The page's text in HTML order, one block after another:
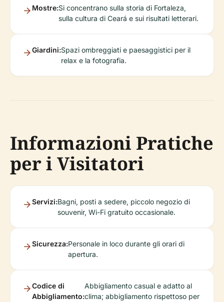
Mostre:Si concentrano sulla storia di Fortaleza,
sulla cultura di Ceará e sui risultati letterari.
Giardini:Spazi ombreggiati e paesaggistici per il
relax e la fotografia.
Informazioni Pratiche
per i Visitatori
Servizi:Bagni, posti a sedere, piccolo negozio di
souvenir, Wi-Fi gratuito occasionale.
Sicurezza:Personale in loco durante gli orari di
apertura.
Codice di
Abbigliamento:
Abbigliamento casual e adatto al
clima; abbigliamento rispettoso per